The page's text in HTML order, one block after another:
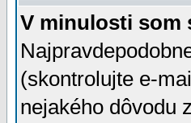
V minulosti som
(skontrolujte e-
nejakého dôvodu